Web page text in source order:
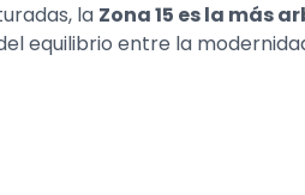
la Zona 15 es la más
equilibrio entre la